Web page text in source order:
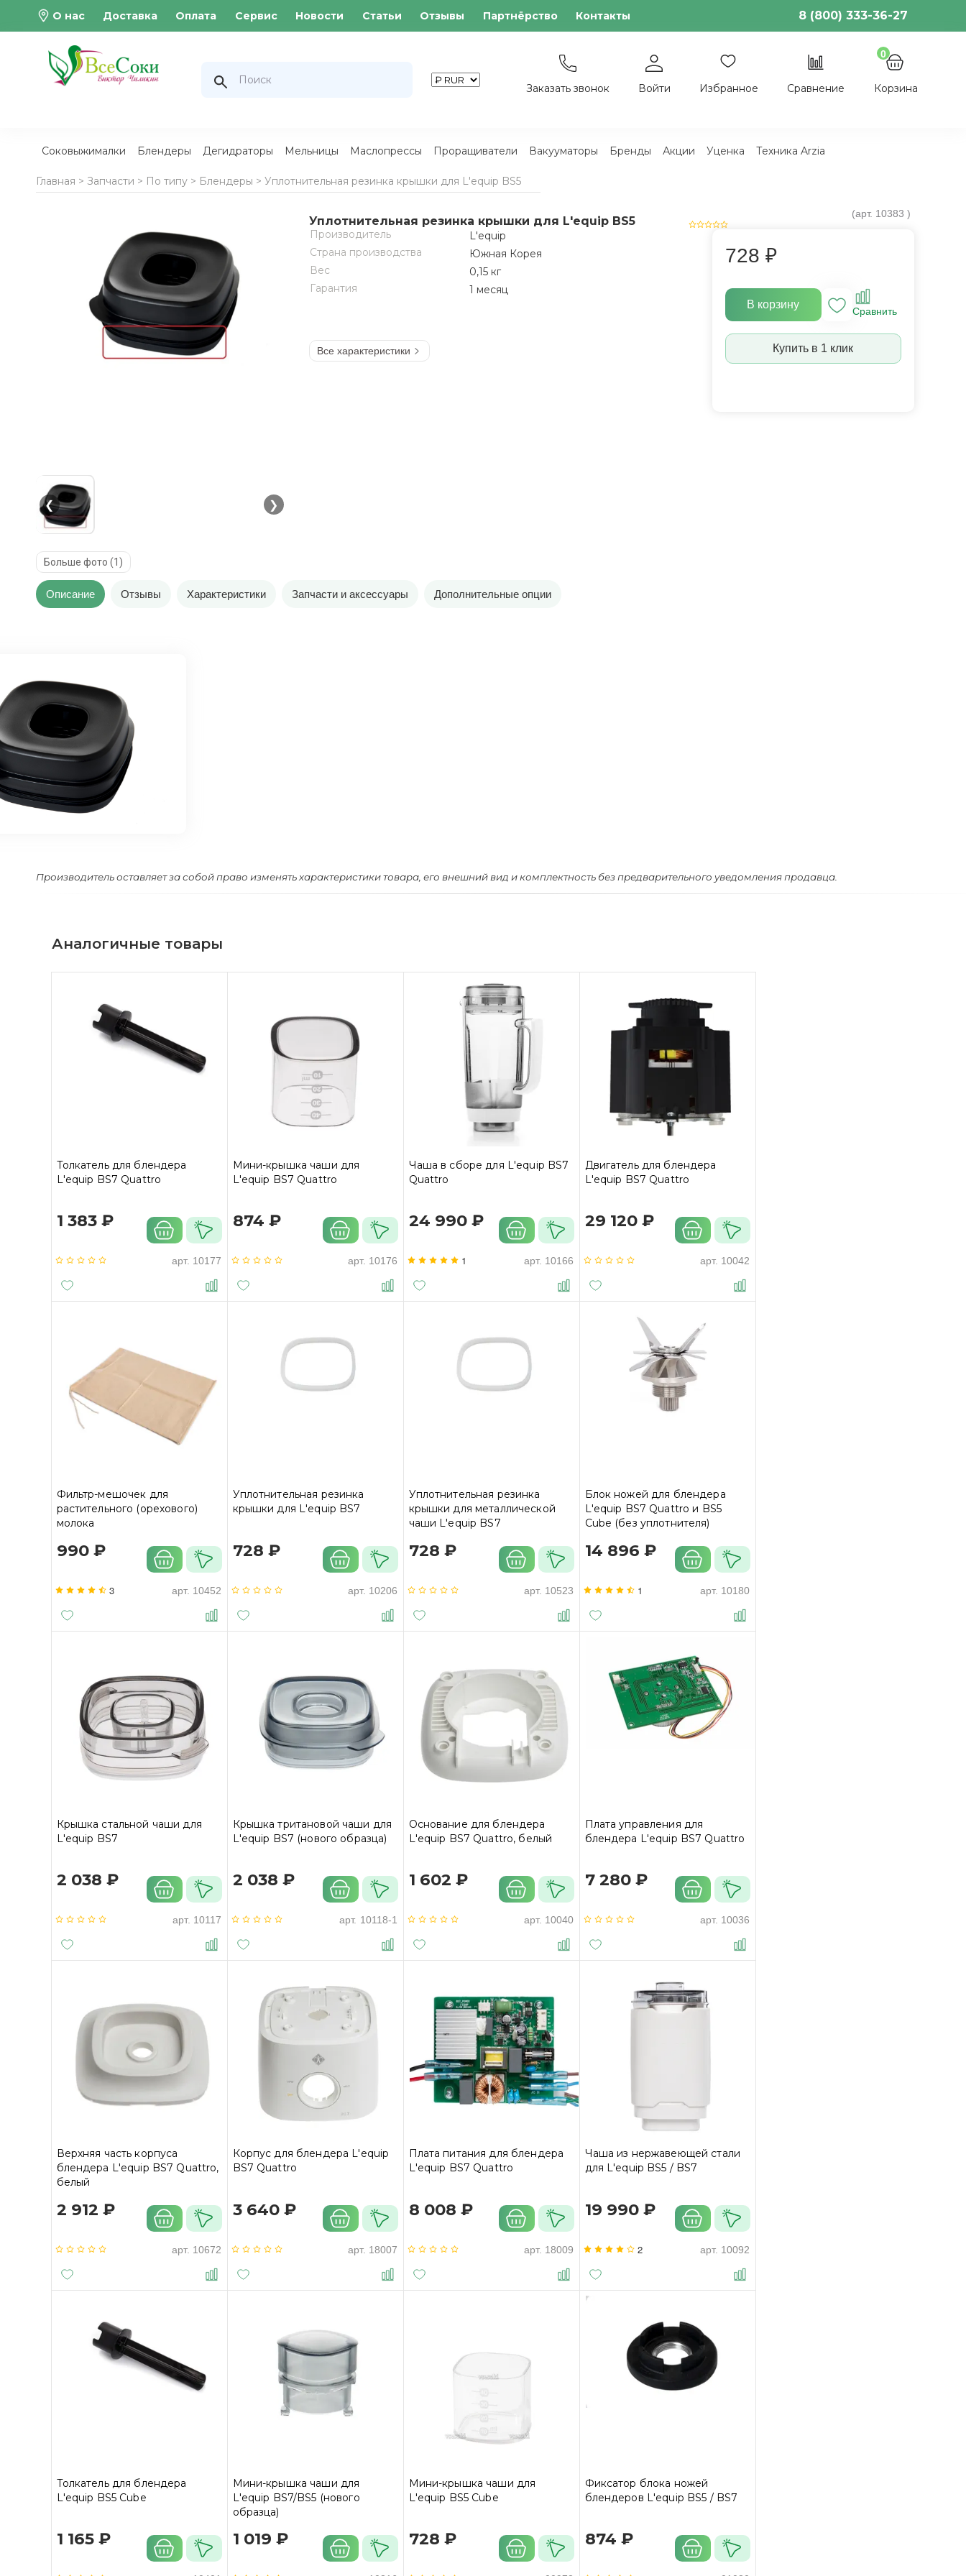
О нас Доставка Оплата Сервис Новости Статьи Отзывы Партнёрство Контакты 8 (800) 333-36-27
Заказать звонок Войти Избранное Сравнение
0
Корзина
Соковыжималки Блендеры Дегидраторы Мельницы Маслопрессы Проращиватели Вакууматоры Бренды Акции Уценка Техника Arzia
Главная > Запчасти > По типу> Блендеры > Уплотнительная резинка крышки для L'equip BS5
❮ ❯
Больше фото (1)
Уплотнительная резинка крышки для L'equip BS5
(арт. 10383 )
728 ₽
В корзину
Сравнить
Купить в 1 клик
Производитель
L'equip
Страна производства
Южная Корея
Вес
0,15 кг
Гарантия
1 месяц
Все характеристики
Описание Отзывы Характеристики Запчасти и аксессуары Дополнительные опции
Производитель оставляет за собой право изменять характеристики товара, его внешний вид и комплектность без предварительного уведомления продавца.
Аналогичные товары
Толкатель для блендера
L'equip BS7 Quattro
1 383 ₽
арт. 10177
Мини-крышка чаши для
L'equip BS7 Quattro
874 ₽
арт. 10176
Чаша в сборе для L'equip BS7
Quattro
24 990 ₽
1 арт. 10166
Двигатель для блендера
L'equip BS7 Quattro
29 120 ₽
арт. 10042
Фильтр-мешочек для
растительного (орехового)
молока
990 ₽
3 арт. 10452
Уплотнительная резинка
крышки для L'equip BS7
728 ₽
арт. 10206
Уплотнительная резинка
крышки для металлической
чаши L'equip BS7
728 ₽
арт. 10523
Блок ножей для блендера
L'equip BS7 Quattro и BS5
Cube (без уплотнителя)
14 896 ₽
1 арт. 10180
Крышка стальной чаши для
L'equip BS7
2 038 ₽
арт. 10117
Крышка тритановой чаши для
L'equip BS7 (нового образца)
2 038 ₽
арт. 10118-1
Основание для блендера
L'equip BS7 Quattro, белый
1 602 ₽
арт. 10040
Плата управления для
блендера L'equip BS7 Quattro
7 280 ₽
арт. 10036
Верхняя часть корпуса
блендера L'equip BS7 Quattro,
белый
2 912 ₽
арт. 10672
Корпус для блендера L'equip
BS7 Quattro
3 640 ₽
арт. 18007
Плата питания для блендера
L'equip BS7 Quattro
8 008 ₽
арт. 18009
Чаша из нержавеющей стали
для L'equip BS5 / BS7
19 990 ₽
2 арт. 10092
Толкатель для блендера
L'equip BS5 Cube
1 165 ₽
Мини-крышка чаши для
L'equip BS7/BS5 (нового
образца)
1 019 ₽
Мини-крышка чаши для
L'equip BS5 Cube
728 ₽
Фиксатор блока ножей
блендеров L'equip BS5 / BS7
874 ₽